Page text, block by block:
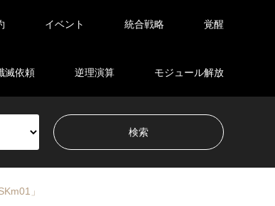
イベント 統合戦略 覚醒
滅依頼 逆理演算 モジュール解放
」